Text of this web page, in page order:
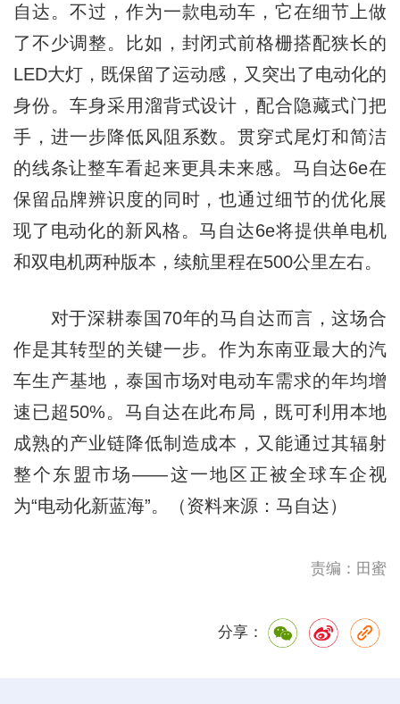
自达。不过，作为一款电动车，它在细节上做
了不少调整。比如，封闭式前格栅搭配狭长的
LED大灯，既保留了运动感，又突出了电动化的
身份。车身采用溜背式设计，配合隐藏式门把
手，进一步降低风阻系数。贯穿式尾灯和简洁
的线条让整车看起来更具未来感。马自达6e在
保留品牌辨识度的同时，也通过细节的优化展
现了电动化的新风格。马自达6e将提供单电机
和双电机两种版本，续航里程在500公里左右。
对于深耕泰国70年的马自达而言，这场合
作是其转型的关键一步。作为东南亚最大的汽
车生产基地，泰国市场对电动车需求的年均增
速已超50%。马自达在此布局，既可利用本地
成熟的产业链降低制造成本，又能通过其辐射
整个东盟市场——这一地区正被全球车企视
为“电动化新蓝海”。（资料来源：马自达）
责编：田蜜
分享：